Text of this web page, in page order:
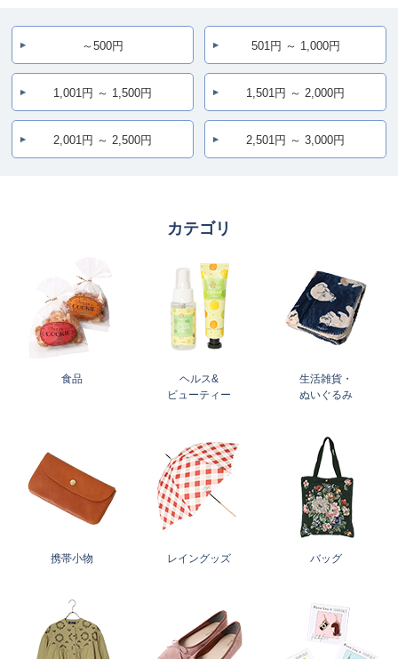
～500円 501円 ～ 1,000円
1,001円 ～ 1,500円 1,501円 ～ 2,000円
2,001円 ～ 2,500円 2,501円 ～ 3,000円
カテゴリ
食品
ヘルス&
ビューティー
生活雑貨・
ぬいぐるみ
携帯小物 レイングッズ バッグ